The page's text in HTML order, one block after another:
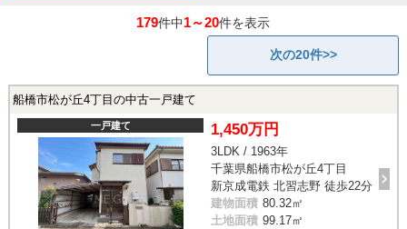
179件中1～20件を表示
次の20件>>
船橋市松が丘4丁目の中古一戸建て
一戸建て 1,450万円
3LDK / 1963年
千葉県船橋市松が丘4丁目
新京成電鉄 北習志野 徒歩22分
建物面積 80.32㎡
土地面積 99.17㎡